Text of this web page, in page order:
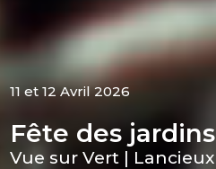
Fête des jardins
Vue sur Vert | Lancieux
11 et 12 Avril 2026